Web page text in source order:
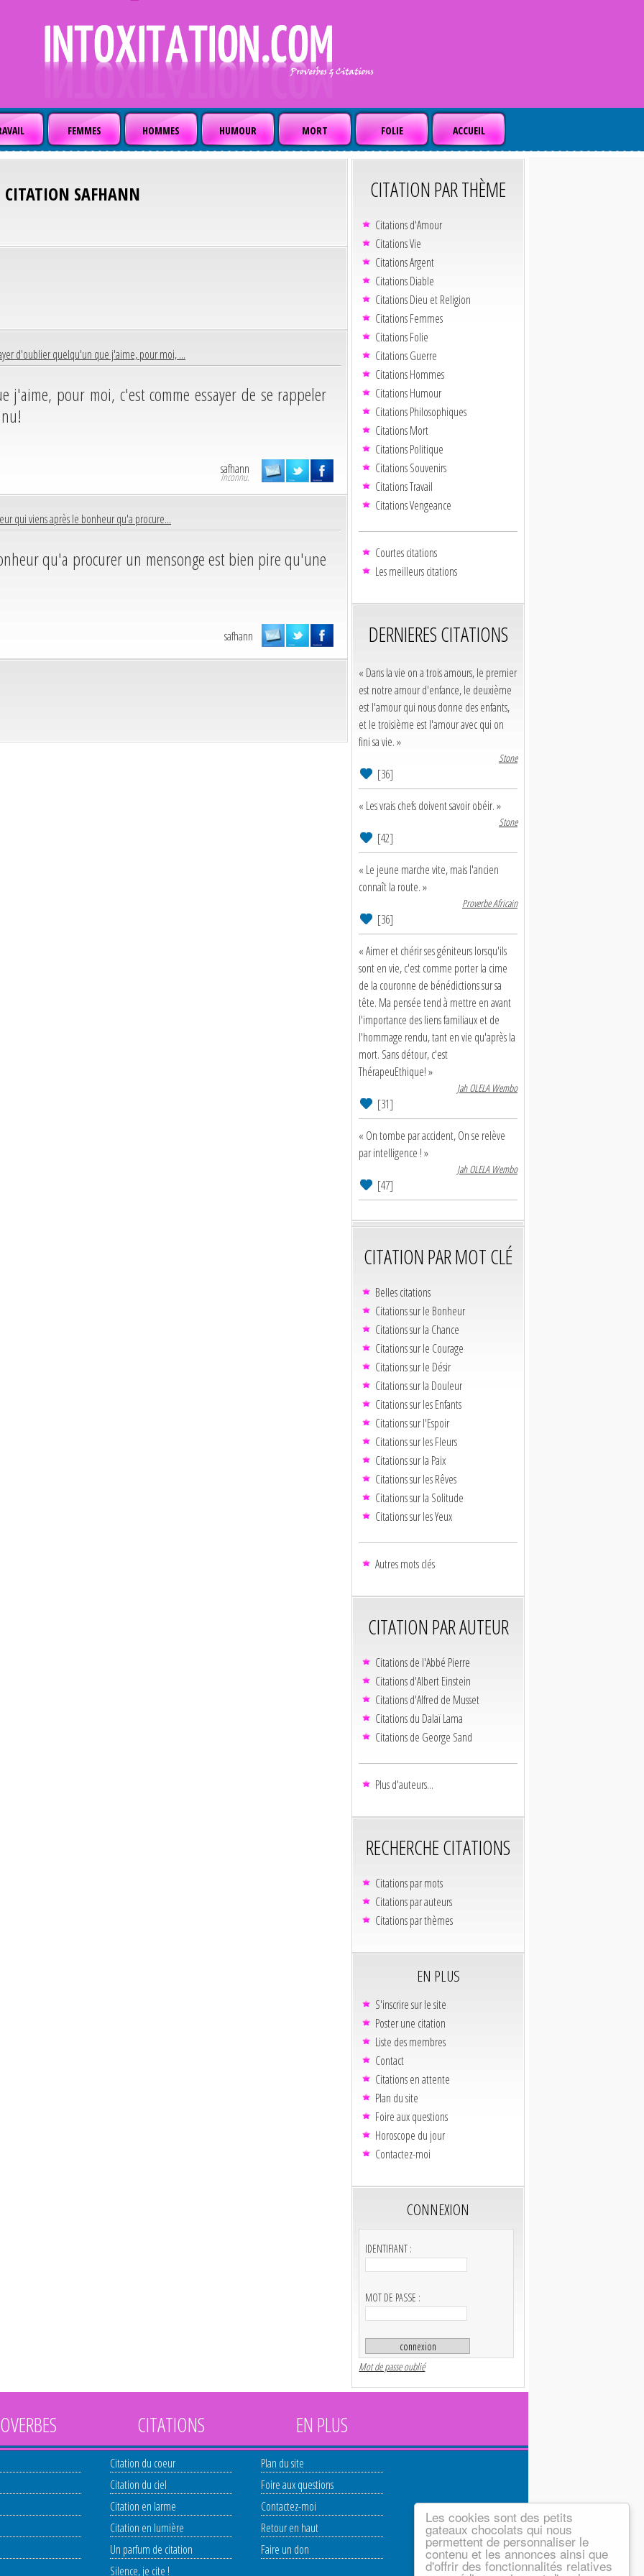
Les cookies sont des petits
gateaux chocolats qui nous
permettent de personnaliser le
contenu et les annonces ainsi que
d'offrir des fonctionnalités relatives
FEMMES HOMMES HUMOUR MORT FOLIE ACCUEIL
CITATION SAFHANN
d'oublier quelqu'un que j'aime, pour moi, ...
pour moi, c'est comme essayer de se rappeler
safhann
Inconnu.
qui viens après le bonheur qu'a procure...
qu'a procurer un mensonge est bien pire qu'une
safhann
CITATION PAR THÈME
Citations d'Amour
Citations Vie
Citations Argent
Citations Diable
Citations Dieu et Religion
Citations Femmes
Citations Folie
Citations Guerre
Citations Hommes
Citations Humour
Citations Philosophiques
Citations Mort
Citations Politique
Citations Souvenirs
Citations Travail
Citations Vengeance
Courtes citations
Les meilleurs citations
DERNIERES CITATIONS
« Dans la vie on a trois amours, le premier
est notre amour d'enfance, le deuxième
est l'amour qui nous donne des enfants,
et le troisième est l'amour avec qui on
fini sa vie. »
Stone
[36]
« Les vrais chefs doivent savoir obéir. »
Stone
[42]
« Le jeune marche vite, mais l'ancien
connaît la route. »
Proverbe Africain
[36]
« Aimer et chérir ses géniteurs lorsqu'ils
sont en vie, c'est comme porter la cime
de la couronne de bénédictions sur sa
tête. Ma pensée tend à mettre en avant
l'importance des liens familiaux et de
l'hommage rendu, tant en vie qu'après la
mort. Sans détour, c'est
ThérapeuEthique! »
Jah OLELA Wembo
[31]
« On tombe par accident, On se relève
par intelligence ! »
Jah OLELA Wembo
[47]
CITATION PAR MOT CLÉ
Belles citations
Citations sur le Bonheur
Citations sur la Chance
Citations sur le Courage
Citations sur le Désir
Citations sur la Douleur
Citations sur les Enfants
Citations sur l'Espoir
Citations sur les Fleurs
Citations sur la Paix
Citations sur les Rêves
Citations sur la Solitude
Citations sur les Yeux
Autres mots clés
CITATION PAR AUTEUR
Citations de l'Abbé Pierre
Citations d'Albert Einstein
Citations d'Alfred de Musset
Citations du Dalaï Lama
Citations de George Sand
Plus d'auteurs...
RECHERCHE CITATIONS
Citations par mots
Citations par auteurs
Citations par thèmes
EN PLUS
S'inscrire sur le site
Poster une citation
Liste des membres
Contact
Citations en attente
Plan du site
Foire aux questions
Horoscope du jour
Contactez-moi
CONNEXION
IDENTIFIANT :
MOT DE PASSE :
Mot de passe oublié
CITATIONS
Citation du coeur
Citation du ciel
Citation en larme
Citation en lumière
Un parfum de citation
Silence, je cite !
EN PLUS
Plan du site
Foire aux questions
Contactez-moi
Retour en haut
Faire un don